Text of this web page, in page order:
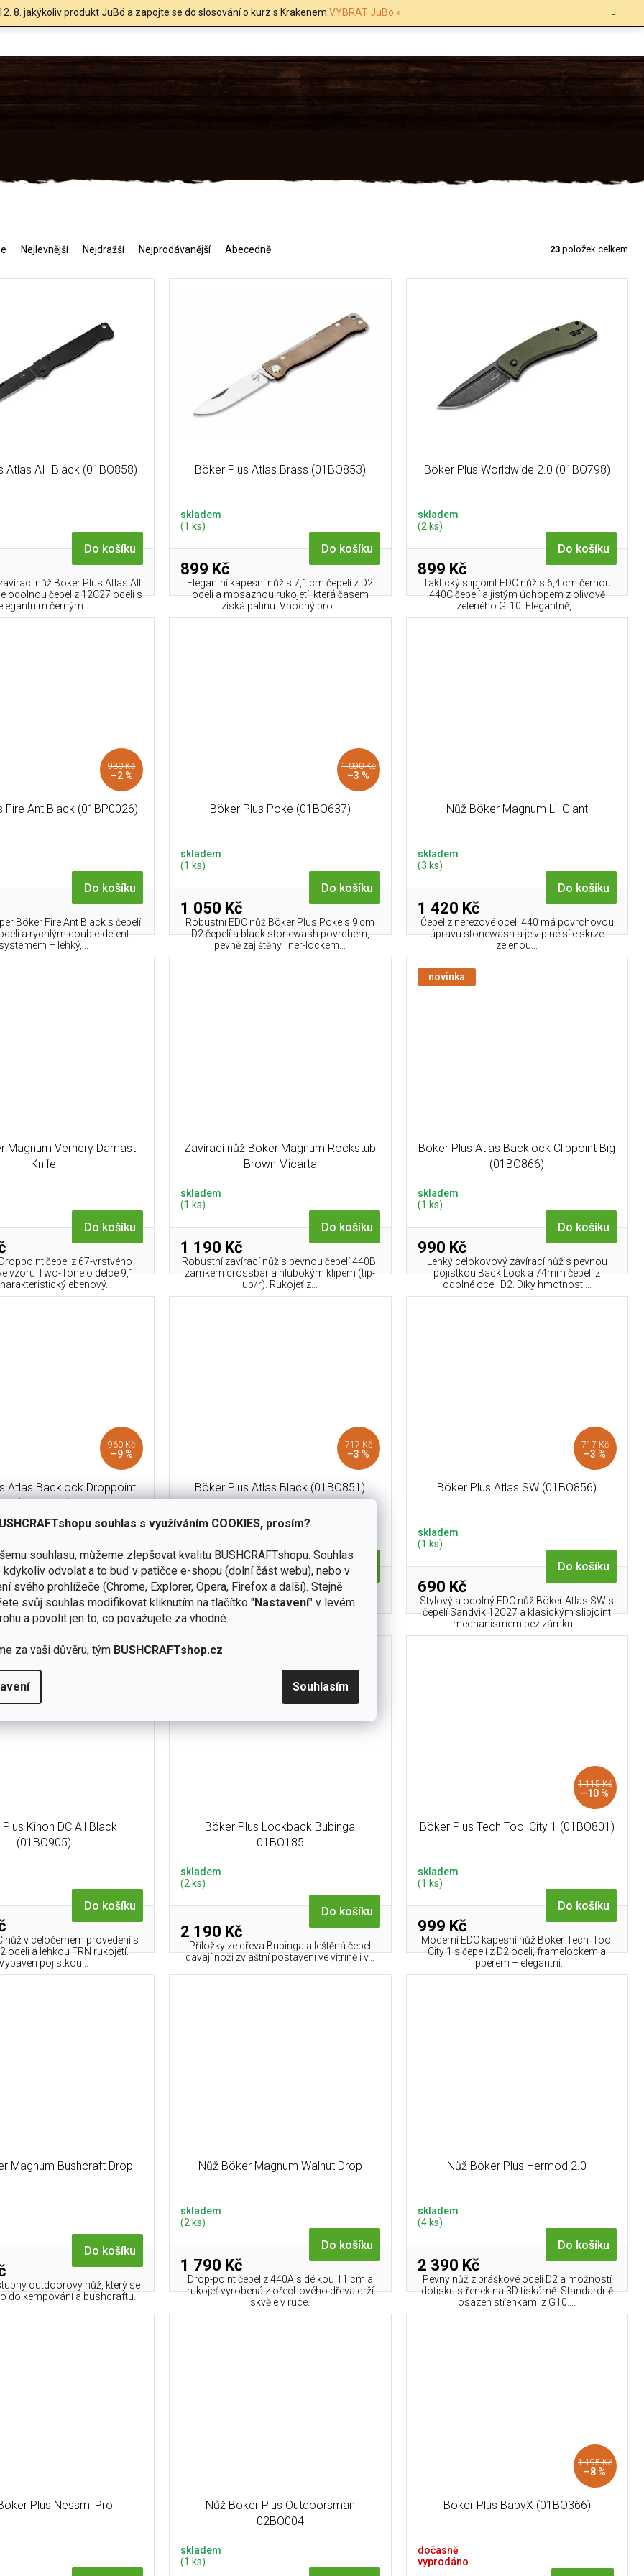
souhlas s využíváním COOKIES, prosím?
souhlasu, můžeme zlepšovat kvalitu BUSHCRAFTshopu. Souhlas
kdykoliv odvolat a to buď v patičce e-shopu (dolní část webu), nebo v
svého prohlížeče (Chrome, Explorer, Opera, Firefox a další). Stejně
svůj souhlas modifikovat kliknutím na tlačítko "Nastavení" v levém
a povolit jen to, co považujete za vhodné.
za vaši důvěru, tým BUSHCRAFTshop.cz
Souhlasím
8. jakýkoliv produkt JuBö a zapojte se do slosování o kurz s Krakenem.VYBRAT JuBö »
Nejlevnější Nejdražší Nejprodávanější Abecedně 23 položek celkem
Atlas AII Black (01BO858)
Do košíku
nůž Böker Plus Atlas All
odolnou čepel z 12C27 oceli s
černým...
Böker Plus Atlas Brass (01BO853)
skladem
(1 ks)
899 Kč
Do košíku
Elegantní kapesní nůž s 7,1 cm čepelí z D2
oceli a mosaznou rukojetí, která časem
získá patinu. Vhodný pro...
Böker Plus Worldwide 2.0 (01BO798)
skladem
(2 ks)
899 Kč
Do košíku
Taktický slipjoint EDC nůž s 6,4 cm černou
440C čepelí a jistým úchopem z olivově
zeleného G‑10. Elegantně,...
930 Kč
–2 %
Fire Ant Black (01BP0026)
Do košíku
Böker Fire Ant Black s čepelí
a rychlým double-detent
systémem – lehký,...
1 090 Kč
–3 %
Böker Plus Poke (01BO637)
skladem
(1 ks)
1 050 Kč
Do košíku
Robustní EDC nůž Böker Plus Poke s 9 cm
D2 čepelí a black stonewash povrchem,
pevně zajištěný liner-lockem...
Nůž Böker Magnum Lil Giant
skladem
(3 ks)
1 420 Kč
Do košíku
Čepel z nerezové oceli 440 má povrchovou
úpravu stonewash a je v plné síle skrze
zelenou...
Magnum Vernery Damast
Knife
Do košíku
čepel z 67-vrstvého
vzoru Two-Tone o délce 9,1
ebenový...
Zavírací nůž Böker Magnum Rockstub
Brown Micarta
skladem
(1 ks)
1 190 Kč
Do košíku
Robustní zavírací nůž s pevnou čepelí 440B,
zámkem crossbar a hlubokým klipem (tip-
up/r). Rukojeť z...
novinka
Böker Plus Atlas Backlock Clippoint Big
(01BO866)
skladem
(1 ks)
990 Kč
Do košíku
Lehký celokovový zavírací nůž s pevnou
pojistkou Back Lock a 74mm čepelí z
odolné oceli D2. Díky hmotnosti...
960 Kč
–9 %
Atlas Backlock Droppoint
(01BO865)
Do košíku
kapesní nůž Böker Atlas
s 7cm D2 čepelí a vratným
– praktický a nenápadný...
717 Kč
–3 %
Böker Plus Atlas Black (01BO851)
690 Kč
Do košíku
Elegantní a odolný kapesní nůž Böker Atlas
Black s čepelí ze švédské oceli Sandvik
717 Kč
–3 %
Böker Plus Atlas SW (01BO856)
skladem
(1 ks)
690 Kč
Do košíku
Stylový a odolný EDC nůž Böker Atlas SW s
čepelí Sandvik 12C27 a klasickým slipjoint
mechanismem bez zámku....
Kihon DC All Black
(01BO905)
Do košíku
nůž v celočerném provedení s
oceli a lehkou FRN rukojetí.
pojistkou...
Böker Plus Lockback Bubinga
01BO185
skladem
(2 ks)
2 190 Kč
Do košíku
Příložky ze dřeva Bubinga a leštěná čepel
dávají noži zvláštní postavení ve vitríně i v...
1 115 Kč
–10 %
Böker Plus Tech Tool City 1 (01BO801)
skladem
(1 ks)
999 Kč
Do košíku
Moderní EDC kapesní nůž Böker Tech‑Tool
City 1 s čepelí z D2 oceli, framelockem a
flipperem – elegantní...
Magnum Bushcraft Drop
Do košíku
outdoorový nůž, který se
do kempování a bushcraftu.
Nůž Böker Magnum Walnut Drop
skladem
(2 ks)
1 790 Kč
Do košíku
Drop-point čepel z 440A s délkou 11 cm a
rukojeť vyrobená z ořechového dřeva drží
skvěle v ruce.
Nůž Böker Plus Hermod 2.0
skladem
(4 ks)
2 390 Kč
Do košíku
Pevný nůž z práškové oceli D2 a možností
dotisku střenek na 3D tiskárně. Standardně
osazen střenkami z G10....
Plus Nessmi Pro
Nůž Böker Plus Outdoorsman
02BO004
skladem
(1 ks)
1 195 Kč
–8 %
Böker Plus BabyX (01BO366)
dočasně
vyprodáno